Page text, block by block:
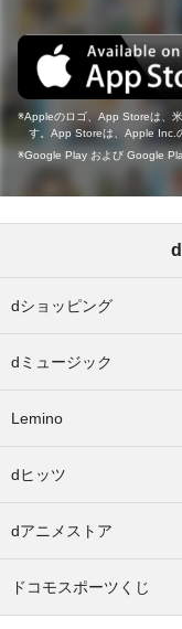
Appleのロゴ、App Storeは、
す。App Storeは、Apple Inc.
Google Play および Google
dショッピング
dミュージック
Lemino
dヒッツ
dアニメストア
ドコモスポーツくじ